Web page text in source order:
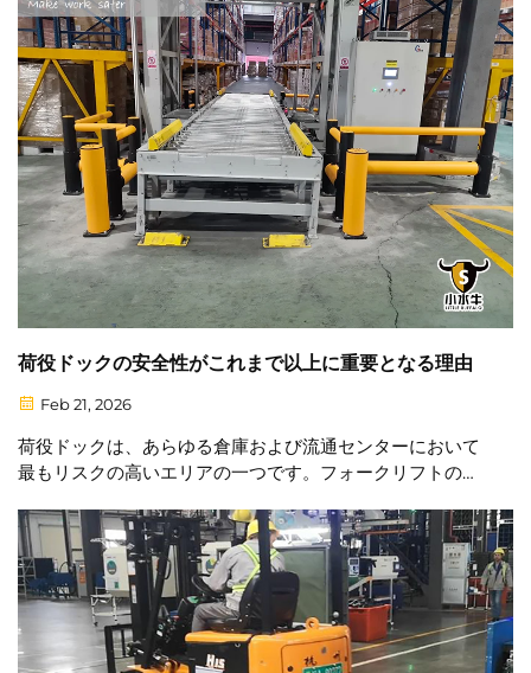
荷役ドックの安全性がこれまで以上に重要となる理由
Feb 21, 2026
荷役ドックは、あらゆる倉庫および流通センターにおいて
最もリスクの高いエリアの一つです。フォークリフトの交
や業務の中断を招く危険が生じます。荷役ドックでよく見
られる…